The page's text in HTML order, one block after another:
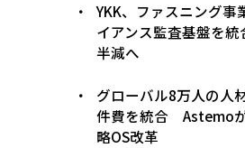
YKK、ファスニング事
イアンス監査基盤を統
半減へ
グローバル8万人の人
件費を統合 Astemo
略OS改革